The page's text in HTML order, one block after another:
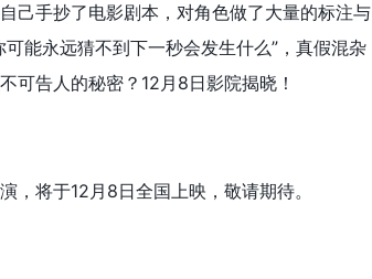
己手抄了电影剧本，对角色做了大量的标注与
能永远猜不到下一秒会发生什么”，真假混杂
可告人的秘密？12月8日影院揭晓！
，将于12月8日全国上映，敬请期待。